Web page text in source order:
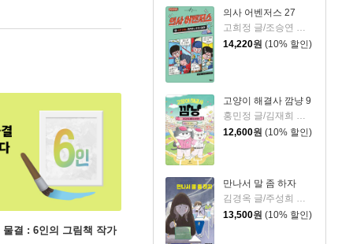
의사 어벤저스 27
고희정 글/조승연 그림/류정민 감수
14,220원 (10% 할인)
고양이 해결사 깜냥 9
12,600원 (10% 할인)
만나서 말 좀 하자
김경옥 글/주성희 그림
13,500원 (10% 할인)
결 : 6인의 그림책 작가